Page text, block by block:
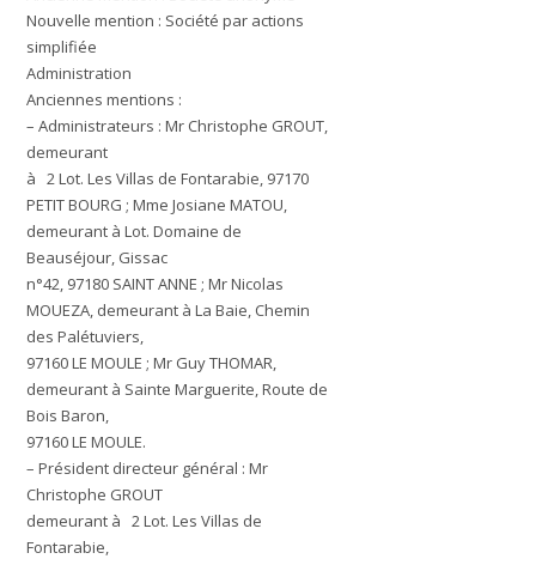
Nouvelle mention : Société par actions
simplifiée
Administration
Anciennes mentions :
– Administrateurs : Mr Christophe GROUT,
demeurant
à 2 Lot. Les Villas de Fontarabie, 97170
PETIT BOURG ; Mme Josiane MATOU,
demeurant à Lot. Domaine de
Beauséjour, Gissac
n°42, 97180 SAINT ANNE ; Mr Nicolas
MOUEZA, demeurant à La Baie, Chemin
des Palétuviers,
97160 LE MOULE ; Mr Guy THOMAR,
demeurant à Sainte Marguerite, Route de
Bois Baron,
97160 LE MOULE.
– Président directeur général : Mr
Christophe GROUT
demeurant à 2 Lot. Les Villas de
Fontarabie,